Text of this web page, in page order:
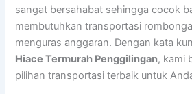
sangat bersahabat sehingga cocok
membutuhkan transportasi
menguras anggaran. Dengan kata
Hiace Termurah Penggilingan, kami
pilihan transportasi terbaik untuk